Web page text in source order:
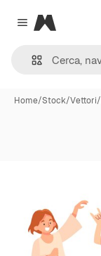
Close menu
Magnific
Home/Stock/Vettori/